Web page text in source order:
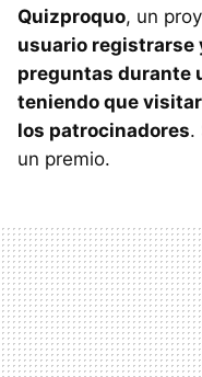
Quizproquo, un
usuario registrarse
preguntas durante
teniendo que
los patrocinadores.
un premio.